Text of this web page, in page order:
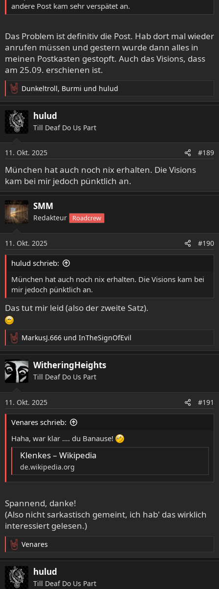
andere Post kam sehr verspätet an.
Das Problem ist definitiv die Post. Hab dort mal wieder
anrufen müssen und gestern wurde dann alles in
meinen Postkasten gestopft. Auch das Visions, dass
am 25.09. erschienen ist.
R
e
a
k
t
o
n
e
n
:
Dunkeltroll, Burmi und hulud
hulud
Till Deaf Do Us Part
11. Okt. 2025 #189
München hat auch noch nix erhalten. Die Visions
kam bei mir jedoch pünktlich an.
SMM
Redakteur Roadcrew
11. Okt. 2025 #190
hulud schrieb:
München hat auch noch nix erhalten. Die Visions kam bei
mir jedoch pünktlich an.
Das tut mir leid (also der zweite Satz).
R
e
a
k
t
n
e
n
MarkusJ.666 und InTheSignOfEvil
WitheringHeights
Till Deaf Do Us Part
11. Okt. 2025 #191
Venares schrieb:
Haha, war klar …. du Banause!
Klenkes – Wikipedia
de.wikipedia.org
Spannend, danke!
(Also nicht sarkastisch gemeint, ich hab' das wirklich
interessiert gelesen.)
R
e
a
k
Venares
hulud
Till Deaf Do Us Part